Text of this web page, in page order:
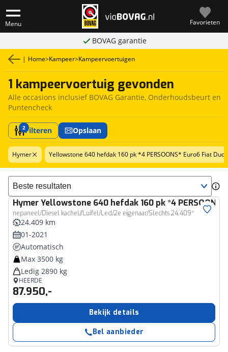
Menu Favorieten
BOVAG garantie
| Home>Kampeer>Kampeervoertuigen
1 kampeervoertuig gevonden
Alle occasions inclusief BOVAG Garantie, Onderhoudsbeurt en
Puntencheck
2Filteren Opslaan
Hymer Yellowstone 640 hefdak 160 pk *4 PERSOONS* Euro6 Fiat
Sorteer resultaten
HymerYellowstone 640 hefdak 160 pk *4
nepaneel/Diesel kachel//Luifel/Led/2e eigenaar/Slechts 24.409*
24.409 km
01-2021
Automatisch
Max 3500 kg
Ledig 2890 kg
HEERDE
87.950,-
Bekijk details
Bel aanbieder